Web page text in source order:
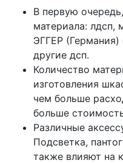
В первую
материала: лдсп,
ЭГГЕР
другие дсп.
Количество
изготовления
чем больше
больше
Различные
Подсветка,
также влияют на